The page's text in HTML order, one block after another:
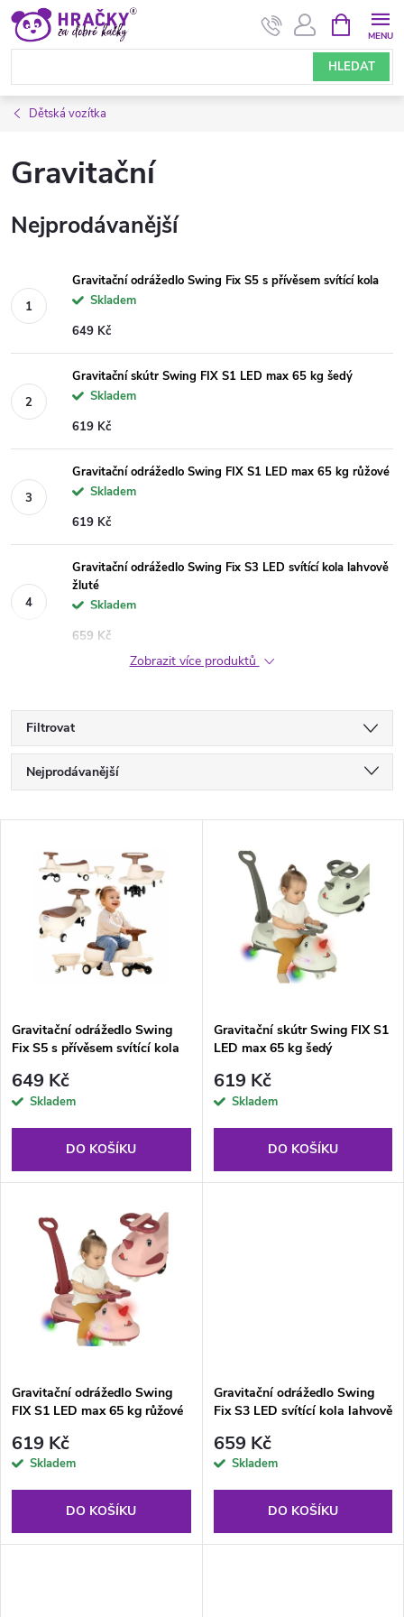
Přejít
obsah
HLEDAT
NÁKUPNÍ
KOŠÍK
Dětská vozítka
Gravitační
Nejprodávanější
Gravitační odrážedlo Swing Fix S5 s přívěsem svítící kola
Skladem
649 Kč
Gravitační skútr Swing FIX S1 LED max 65 kg šedý
Skladem
619 Kč
Gravitační odrážedlo Swing FIX S1 LED max 65 kg růžové
Skladem
619 Kč
Gravitační odrážedlo Swing Fix S3 LED svítící kola lahvově
žluté
Skladem
659 Kč
Zobrazit více produktů
Filtrovat
Ř
a
p
r
o
d
Nejprodávanější
Abecedně
s
p
r
ů
Gravitační odrážedlo Swing
Fix S5 s přívěsem svítící kola
649 Kč
Skladem
DO KOŠÍKU
Gravitační skútr Swing FIX S1
LED max 65 kg šedý
619 Kč
Skladem
DO KOŠÍKU
Gravitační odrážedlo Swing
FIX S1 LED max 65 kg růžové
619 Kč
Skladem
DO KOŠÍKU
Gravitační odrážedlo Swing
Fix S3 LED svítící kola lahvově
659 Kč
Skladem
DO KOŠÍKU